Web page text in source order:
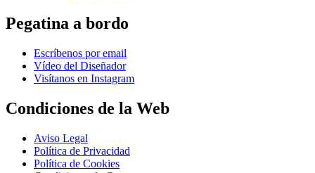
Pegatina a bordo
Escríbenos por email
Vídeo del Diseñador
Visítanos en Instagram
Condiciones de la Web
Aviso Legal
Política de Privacidad
Política de Cookies